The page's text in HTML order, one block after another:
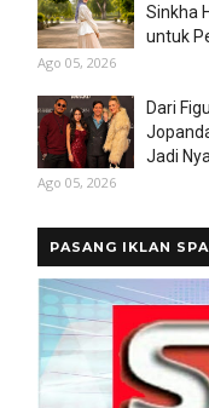
Sinkha
untuk
Ago 05, 2026
Dari
Jadi
Ago 05, 2026
PASANG IKLAN